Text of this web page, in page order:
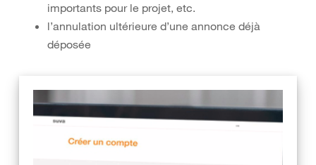
importants pour le projet, etc.
l’annulation ultérieure d’une annonce déjà
déposée